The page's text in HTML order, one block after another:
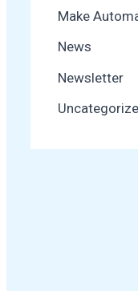
Make
News
Newsletter